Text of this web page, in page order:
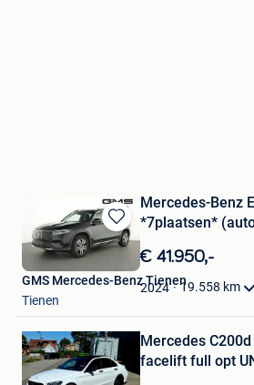
Sauvegarder
dans
Favoris
Mercedes-Benz
*7plaatsen*
€ 41.950,-
2024 19.558 km
GMS Mercedes-Benz Tienen
Tienen
Mes
Favoris
Mercedes
facelift full opt